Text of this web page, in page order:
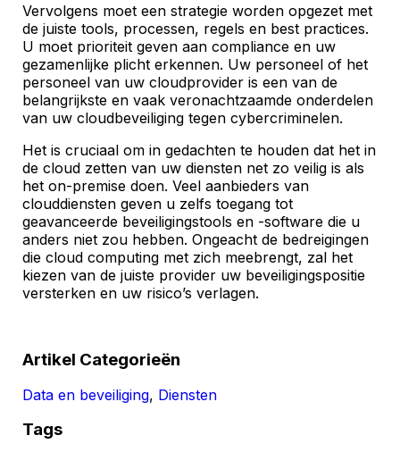
Vervolgens moet een strategie worden opgezet met
de juiste tools, processen, regels en best practices.
U moet prioriteit geven aan compliance en uw
gezamenlijke plicht erkennen. Uw personeel of het
personeel van uw cloudprovider is een van de
belangrijkste en vaak veronachtzaamde onderdelen
van uw cloudbeveiliging tegen cybercriminelen.
Het is cruciaal om in gedachten te houden dat het in
de cloud zetten van uw diensten net zo veilig is als
het on-premise doen. Veel aanbieders van
clouddiensten geven u zelfs toegang tot
geavanceerde beveiligingstools en -software die u
anders niet zou hebben. Ongeacht de bedreigingen
die cloud computing met zich meebrengt, zal het
kiezen van de juiste provider uw beveiligingspositie
versterken en uw risico’s verlagen.
Artikel Categorieën
Data en beveiliging, Diensten
Tags